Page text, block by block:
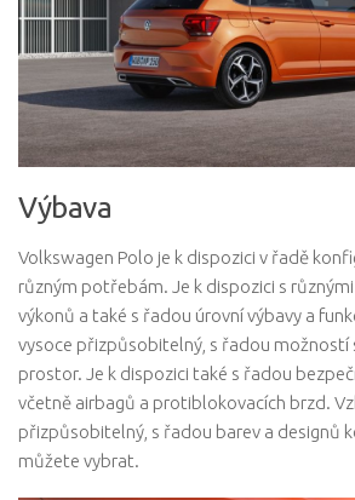
Výbava
Volkswagen Polo je k dispozici v řadě
různým potřebám. Je k dispozici s
výkonů a také s řadou úrovní výbavy a
vysoce přizpůsobitelný, s řadou možností
prostor. Je k dispozici také s řadou
včetně airbagů a protiblokovacích brzd.
přizpůsobitelný, s řadou barev a designů
můžete vybrat.